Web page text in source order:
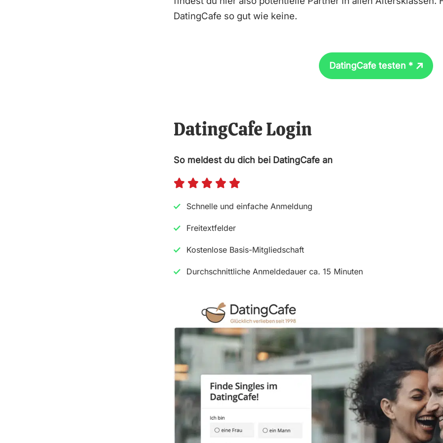
DatingCafe so gut wie keine.
DatingCafe testen *
DatingCafe Login
So meldest du dich bei DatingCafe an
    
w
e
m
i
t
o
n
Schnelle und einfache Anmeldung
Freitextfelder
Kostenlose Basis-Mitgliedschaft
Durchschnittliche Anmeldedauer ca. 15 Minuten